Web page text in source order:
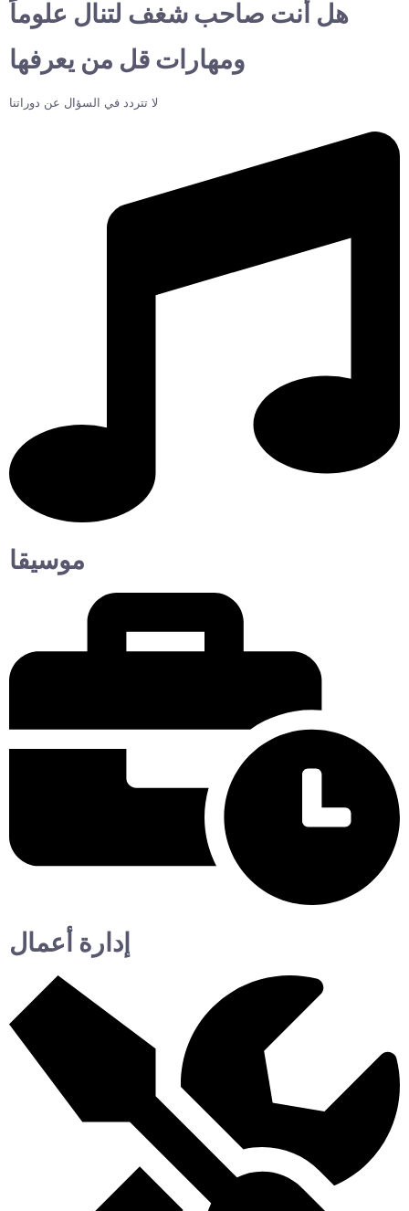
هل أنت صاحب شغف لتنال علوماً
ومهارات قل من يعرفها
لا تتردد في السؤال عن دوراتنا
موسيقا
إدارة أعمال